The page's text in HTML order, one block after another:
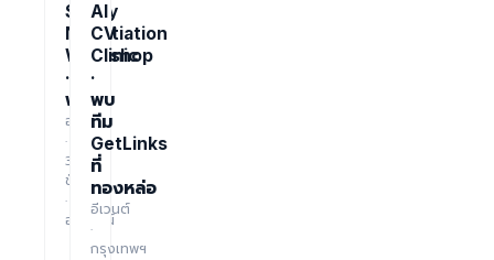
Salary
Negotiation
Workshop
·
ฟรี
อบรม
·
3
ชั่วโมง
·
ออนไลน์
AI
CV
Clinic
·
พบ
ทีม
GetLinks
ที่
ทองหล่อ
อีเวนต์
·
กรุงเทพฯ